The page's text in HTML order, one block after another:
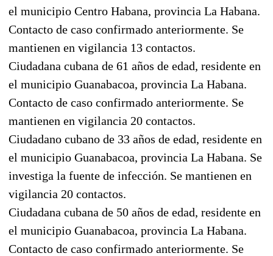
el municipio Centro Habana, provincia La Habana.
Contacto de caso confirmado anteriormente. Se
mantienen en vigilancia 13 contactos.
Ciudadana cubana de 61 años de edad, residente en
el municipio Guanabacoa, provincia La Habana.
Contacto de caso confirmado anteriormente. Se
mantienen en vigilancia 20 contactos.
Ciudadano cubano de 33 años de edad, residente en
el municipio Guanabacoa, provincia La Habana. Se
investiga la fuente de infección. Se mantienen en
vigilancia 20 contactos.
Ciudadana cubana de 50 años de edad, residente en
el municipio Guanabacoa, provincia La Habana.
Contacto de caso confirmado anteriormente. Se